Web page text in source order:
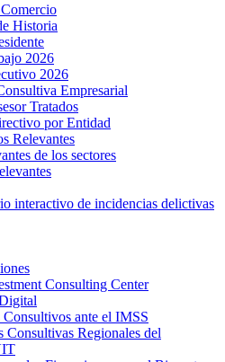
Historia
2026
2026
Empresarial
Tratados
por Entidad
Relevantes
de los sectores
interactivo de incidencias delictivas
Consulting Center
Consultivos ante el IMSS
Consultivas Regionales del